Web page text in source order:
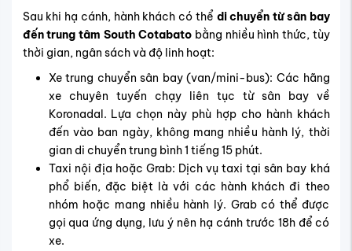
Sau khi hạ cánh, hành khách có thể di chuyển từ sân bay
đến trung tâm South Cotabato bằng nhiều hình thức, tùy
thời gian, ngân sách và độ linh hoạt:
Xe trung chuyển sân bay (van/mini-bus): Các hãng
xe chuyên tuyến chạy liên tục từ sân bay về
Koronadal. Lựa chọn này phù hợp cho hành khách
đến vào ban ngày, không mang nhiều hành lý, thời
gian di chuyển trung bình 1 tiếng 15 phút.
Taxi nội địa hoặc Grab: Dịch vụ taxi tại sân bay khá
phổ biến, đặc biệt là với các hành khách đi theo
nhóm hoặc mang nhiều hành lý. Grab có thể được
gọi qua ứng dụng, lưu ý nên hạ cánh trước 18h để có
xe.